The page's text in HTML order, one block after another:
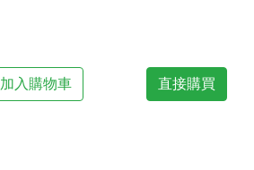
加入購物車 直接購買